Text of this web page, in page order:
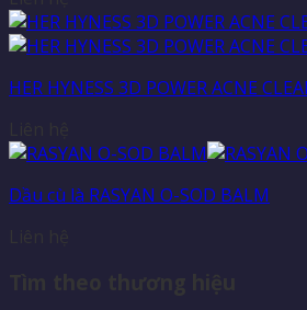
HER HYNESS 3D POWER ACNE
Dầu cù là RASYAN O-SOD BALM